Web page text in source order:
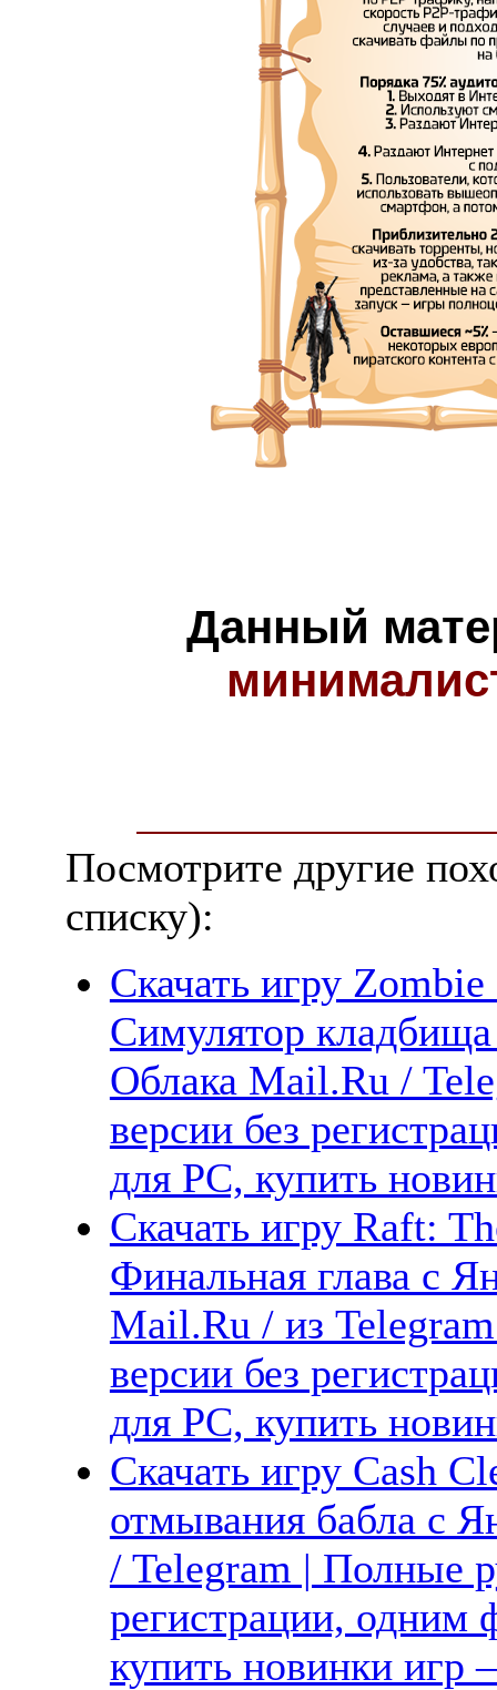
Данный
Посмотрите другие
списку):
Скачать игру
Симулятор
Облака Mail.Ru /
версии без
для PC, купить
Скачать игру Raft:
Финальная глава с
Mail.Ru / из
версии без
для PC, купить
Скачать игру Cash
отмывания бабла с
/ Telegram | Полные
регистрации, одним
купить новинки